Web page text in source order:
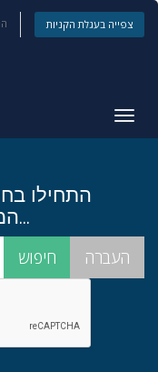
צפייה בעגלת הקניות
ניווט
התחילו
המושלם עבורכם...